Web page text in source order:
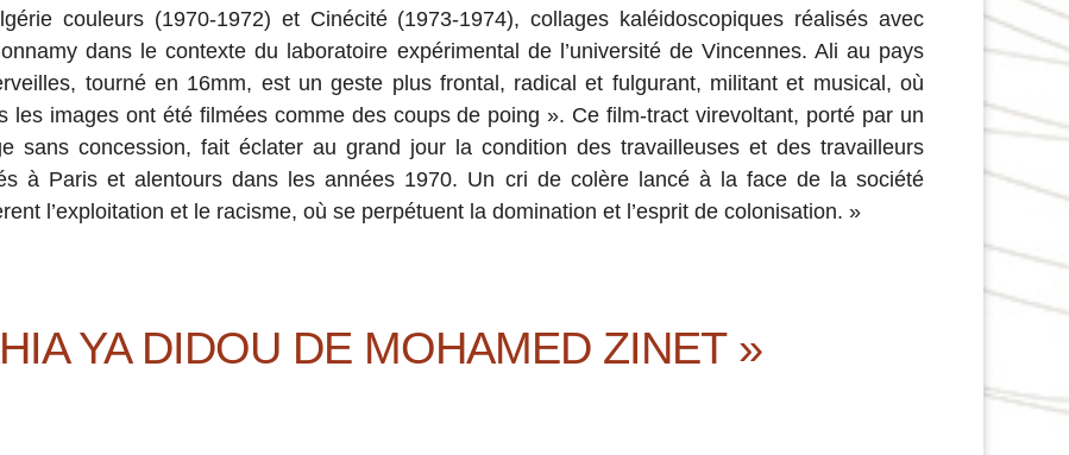
couleurs (1970-1972) et Cinécité (1973-1974), collages kaléidoscopiques réalisés avec
dans le contexte du laboratoire expérimental de l’université de Vincennes. Ali au pays
tourné en 16mm, est un geste plus frontal, radical et fulgurant, militant et musical, où
les images ont été filmées comme des coups de poing ». Ce film-tract virevoltant, porté par un
sans concession, fait éclater au grand jour la condition des travailleuses et des travailleurs
à Paris et alentours dans les années 1970. Un cri de colère lancé à la face de la société
l’exploitation et le racisme, où se perpétuent la domination et l’esprit de colonisation. »
YA DIDOU DE MOHAMED ZINET »